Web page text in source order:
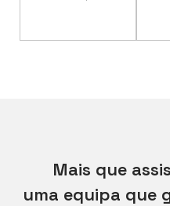
Mais que
uma equipa que